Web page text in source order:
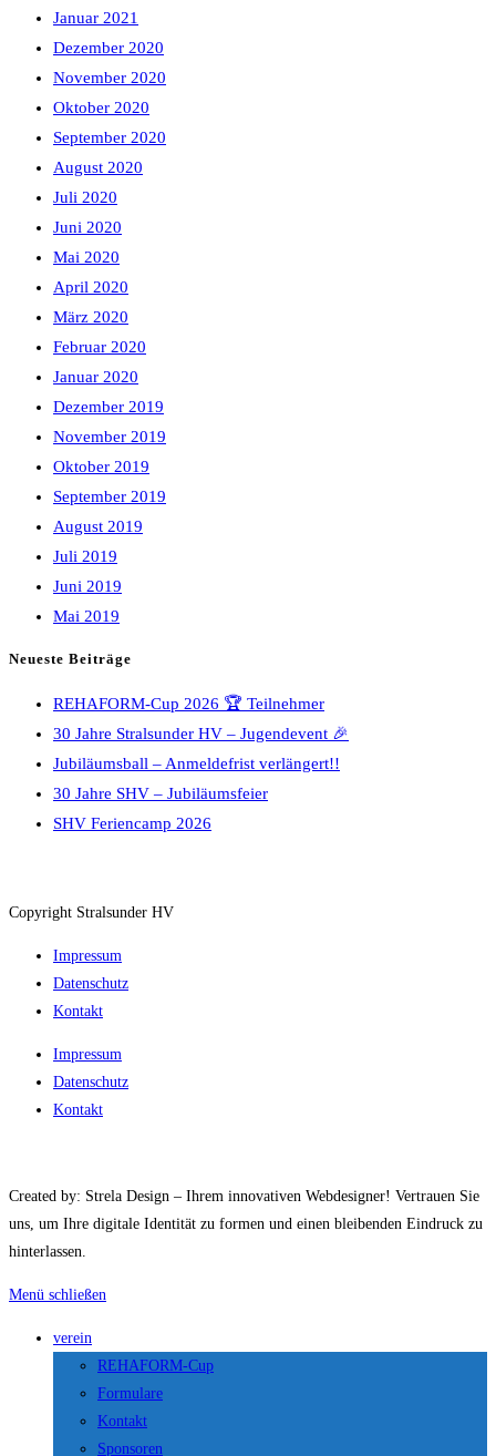
Januar 2021
Dezember 2020
November 2020
Oktober 2020
September 2020
August 2020
Juli 2020
Juni 2020
Mai 2020
April 2020
März 2020
Februar 2020
Januar 2020
Dezember 2019
November 2019
Oktober 2019
September 2019
August 2019
Juli 2019
Juni 2019
Mai 2019
Neueste Beiträge
REHAFORM-Cup 2026 🏆 Teilnehmer
30 Jahre Stralsunder HV – Jugendevent 🎉
Jubiläumsball – Anmeldefrist verlängert!!
30 Jahre SHV – Jubiläumsfeier
SHV Feriencamp 2026
Copyright Stralsunder HV
Impressum
Datenschutz
Kontakt
Impressum
Datenschutz
Kontakt
Created by: Strela Design – Ihrem innovativen Webdesigner! Vertrauen Sie
uns, um Ihre digitale Identität zu formen und einen bleibenden Eindruck zu
hinterlassen.
Menü schließen
verein
REHAFORM-Cup
Formulare
Kontakt
Sponsoren